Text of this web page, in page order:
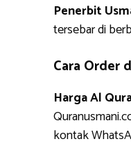
Penerbit
tersebar di
Cara Order
Harga Al
kontak